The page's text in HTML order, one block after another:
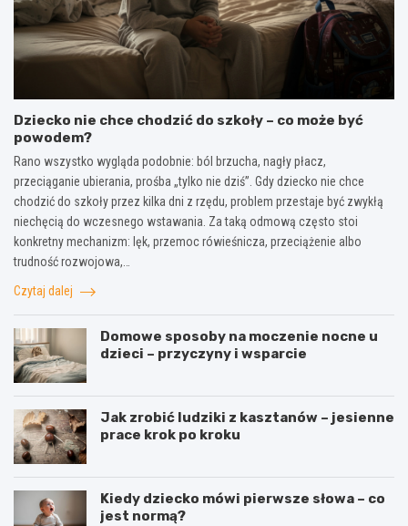
Dziecko nie chce chodzić do szkoły – co może być
powodem?
Rano wszystko wygląda podobnie: ból brzucha, nagły płacz,
przeciąganie ubierania, prośba „tylko nie dziś”. Gdy dziecko nie chce
chodzić do szkoły przez kilka dni z rzędu, problem przestaje być zwykłą
niechęcią do wczesnego wstawania. Za taką odmową często stoi
konkretny mechanizm: lęk, przemoc rówieśnicza, przeciążenie albo
trudność rozwojowa,…
Czytaj dalej
Domowe sposoby na moczenie nocne u
dzieci – przyczyny i wsparcie
Jak zrobić ludziki z kasztanów – jesienne
prace krok po kroku
Kiedy dziecko mówi pierwsze słowa – co
jest normą?